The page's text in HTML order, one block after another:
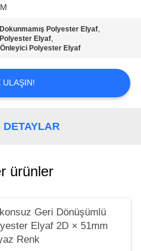
Polyester Elyaf,
Elyaf,
Polyester Elyaf
ULAŞIN!
DETAYLAR
ürünler
Geri Dönüşümlü
Elyaf 2D × 51mm
Renk